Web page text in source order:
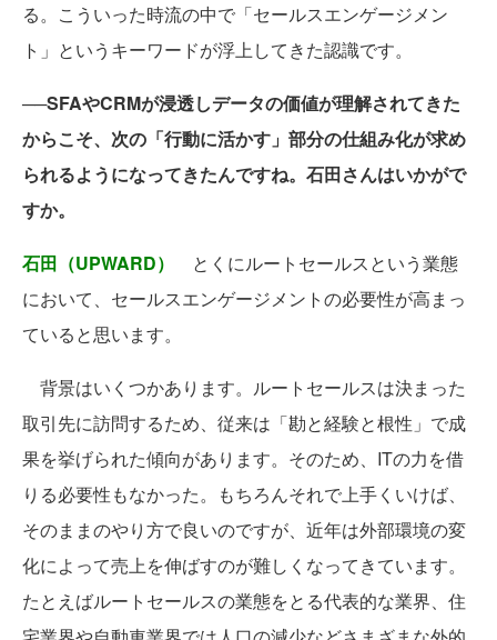
る。こういった時流の中で「セールスエンゲージメン
ト」というキーワードが浮上してきた認識です。
──SFAやCRMが浸透しデータの価値が理解されてきた
からこそ、次の「行動に活かす」部分の仕組み化が求め
られるようになってきたんですね。石田さんはいかがで
すか。
石田（UPWARD） とくにルートセールスという業態
において、セールスエンゲージメントの必要性が高まっ
ていると思います。
背景はいくつかあります。ルートセールスは決まった
取引先に訪問するため、従来は「勘と経験と根性」で成
果を挙げられた傾向があります。そのため、ITの力を借
りる必要性もなかった。もちろんそれで上手くいけば、
そのままのやり方で良いのですが、近年は外部環境の変
化によって売上を伸ばすのが難しくなってきています。
たとえばルートセールスの業態をとる代表的な業界、住